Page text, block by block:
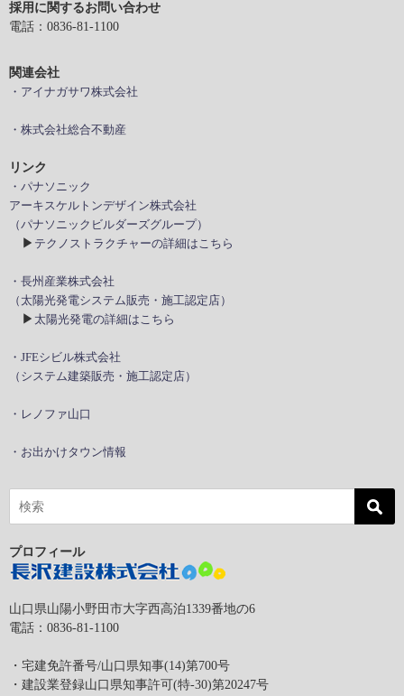
採用に関するお問い合わせ
電話：0836-81-1100
関連会社
・アイナガサワ株式会社
・株式会社総合不動産
リンク
・パナソニック
アーキスケルトンデザイン株式会社
（パナソニックビルダーズグループ）
▶ テクノストラクチャーの詳細はこちら
・長州産業株式会社
（太陽光発電システム販売・施工認定店）
▶ 太陽光発電の詳細はこちら
・JFEシビル株式会社
（システム建築販売・施工認定店）
・レノファ山口
・お出かけタウン情報
プロフィール
山口県山陽小野田市大字西高泊1339番地の6
電話：0836-81-1100
・宅建免許番号/山口県知事(14)第700号
・建設業登録山口県知事許可(特-30)第20247号